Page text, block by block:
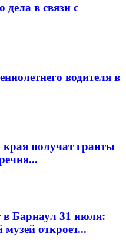
дела в связи с
водителя в
края получат гранты
в Барнаул 31 июля:
откроет...